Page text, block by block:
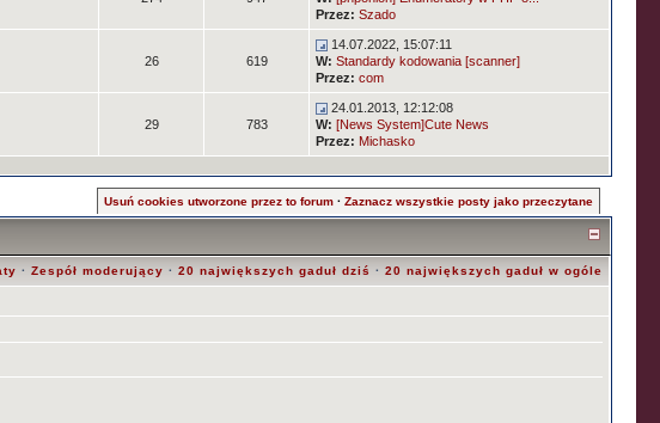
Przez: Szado
26 619
14.07.2022, 15:07:11
W: Standardy kodowania [scanner]
Przez: com
29 783
24.01.2013, 12:12:08
W: [News System]Cute News
Przez: Michasko
Usuń cookies utworzone przez to forum· Zaznacz wszystkie posty jako przeczytane
·Zespół moderujący ·20 największych gaduł dziś ·20 największych gaduł w ogóle